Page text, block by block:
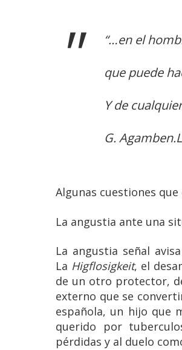
“…en el
que puede
Y de
G.
Algunas cuestiones
La angustia ante una
La angustia señal
La Higflosigkeit, el
de un otro protector,
externo que se
española, un hijo que
querido por
pérdidas y al duelo